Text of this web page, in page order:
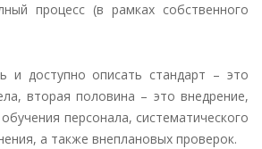
процесс (в рамках собственного
и доступно описать стандарт – это
вторая половина – это внедрение,
персонала, систематического
а также внеплановых проверок.